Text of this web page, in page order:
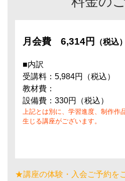
月会費 6,314円 （税込）
■内訳
受講料：5,984円（税込）
教材費：
設備費：330円（税込）
上記とは別に、学習進度、制作作
生じる講座がございます。
★講座の体験・入会ご予約を